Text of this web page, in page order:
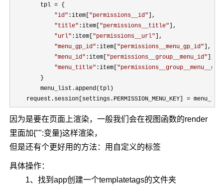
        tpl
= {
"id" :item[ "permissions__id" ],
"title" :item[ "permissions__title" ],
"url" :item[ "permissions__url" ],
"menu_gp_id" :item[ "permissions__menu_gp_id" ],
"menu_id" :item[ "permissions__group__menu_id" ],
"menu_title" :item[ "
        }
        menu_list.append(tpl)
    request.session[settings.PERMISSION_MENU_KEY]
=
因为是要在页面上渲染，一般我们会在视图函数的render
里面加{"":变量}这样渲染，
但是还有个更好用的方法：用自定义的标签
具体操作：
1、找到app创建一个templatetags的文件夹